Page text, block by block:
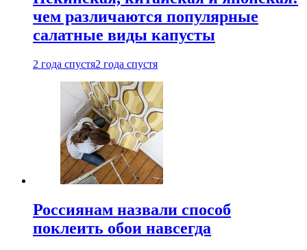
чем различаются популярные
салатные виды капусты
2 года спустя2 года спустя
Россиянам назвали способ
поклеить обои навсегда